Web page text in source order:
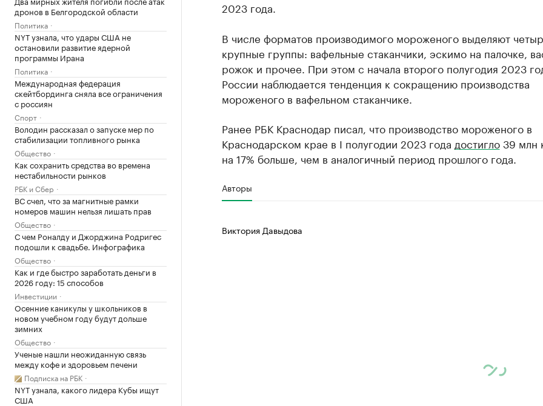
дронов в Белгородской области
Политика
NYT узнала, что удары США не
остановили развитие ядерной
программы Ирана
Политика
Международная федерация
скейтбординга сняла все ограничения
с россиян
Спорт
Володин рассказал о запуске мер по
стабилизации топливного рынка
Общество
Как сохранить средства во времена
нестабильности рынков
РБК и Сбер
ВС счел, что за магнитные рамки
номеров машин нельзя лишать прав
Общество
С чем Роналду и Джорджина Родригес
подошли к свадьбе. Инфографика
Общество
Как и где быстро заработать деньги в
2026 году: 15 способов
Инвестиции
Осенние каникулы у школьников в
новом учебном году будут дольше
зимних
Общество
Ученые нашли неожиданную связь
между кофе и здоровьем печени
Подписка на РБК
NYT узнала, какого лидера Кубы ищут
США
2023 года.
В числе форматов производимого мороженого выделяют
крупные группы: вафельные стаканчики, эскимо на палочке,
рожок и прочее. При этом с начала второго полугодия 2023
России наблюдается тенденция к сокращению производства
мороженого в вафельном стаканчике.
Ранее РБК Краснодар писал, что производство мороженого в
Краснодарском крае в I полугодии 2023 года достигло39 млн
на 17% больше, чем в аналогичный период прошлого года.
Авторы
Виктория Давыдова